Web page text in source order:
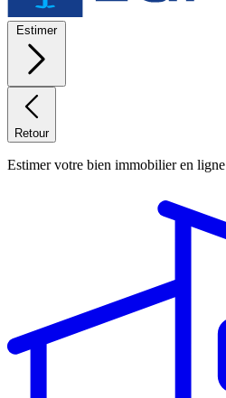
Estimer
Retour
Estimer votre bien immobilier en ligne